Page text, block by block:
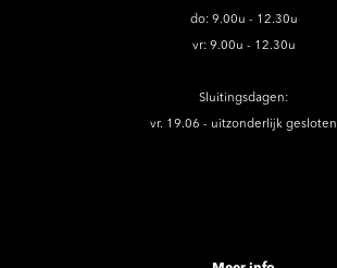
do: 9.00u - 12.30u
vr: 9.00u - 12.30u
Sluitingsdagen:
vr. 19.06 - uitzonderlijk gesloten